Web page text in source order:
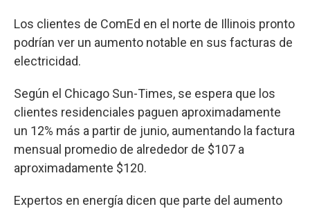
Los clientes de ComEd en el norte de Illinois pronto
podrían ver un aumento notable en sus facturas de
electricidad.
Según el Chicago Sun-Times, se espera que los
clientes residenciales paguen aproximadamente
un 12% más a partir de junio, aumentando la factura
mensual promedio de alrededor de $107 a
aproximadamente $120.
Expertos en energía dicen que parte del aumento